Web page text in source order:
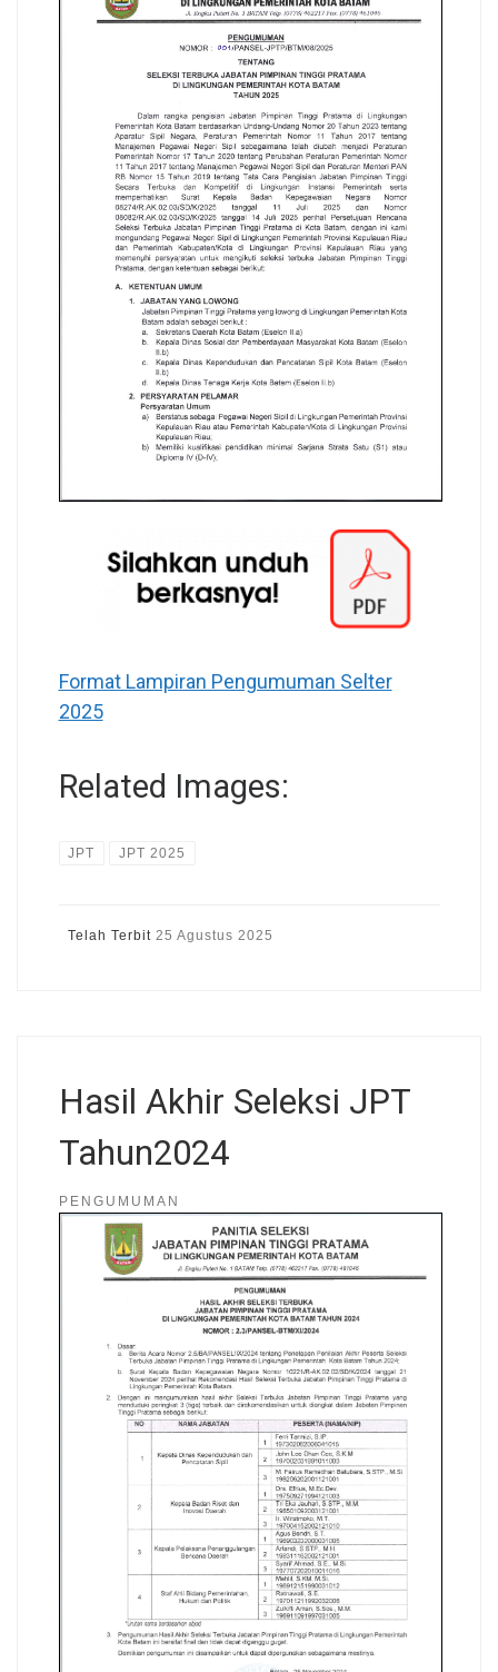
Format Lampiran Pengumuman Selter
2025
Related Images:
JPT JPT 2025
Telah Terbit 25 Agustus 2025
Hasil Akhir Seleksi JPT
Tahun2024
PENGUMUMAN